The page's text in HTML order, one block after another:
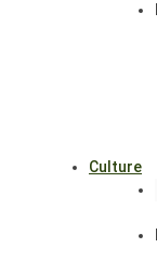
Culture